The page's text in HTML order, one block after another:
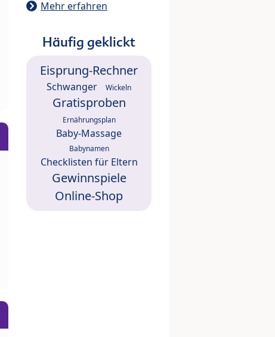
Mehr erfahren
Häufig geklickt
Eisprung-Rechner
Schwanger Wickeln
Gratisproben
Ernährungsplan
Baby-Massage
Babynamen
Checklisten für Eltern
Gewinnspiele
Online-Shop